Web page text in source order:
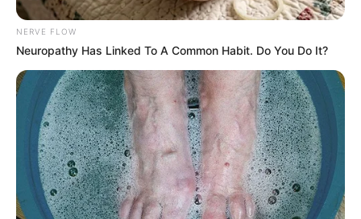
NERVE FLOW
Neuropathy Has Linked To A Common Habit. Do You Do It?